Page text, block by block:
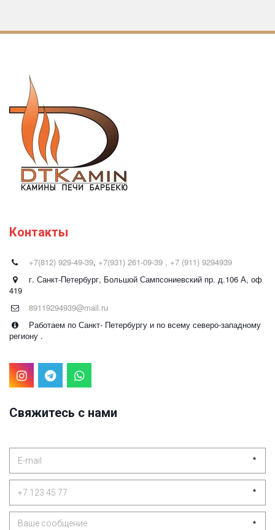
Контакты
+7(812) 929-49-39, +7(931) 261-09-39 , +7 (911) 9294939
г. Санкт-Петербург, Большой Сампсониевский пр. д.106 А, оф
419
89119294939@mail.ru
Работаем по Санкт- Петербургу и по всему северо-западному
региону .
Свяжитесь с нами
*
*
*